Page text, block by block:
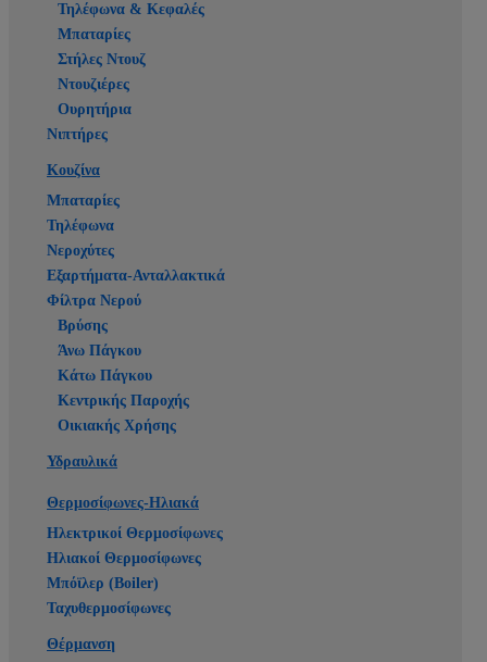
Τηλέφωνα & Κεφαλές
Μπαταρίες
Στήλες Ντουζ
Ντουζιέρες
Ουρητήρια
Νιπτήρες
Κουζίνα
Μπαταρίες
Τηλέφωνα
Νεροχύτες
Εξαρτήματα-Ανταλλακτικά
Φίλτρα Νερού
Βρύσης
Άνω Πάγκου
Κάτω Πάγκου
Κεντρικής Παροχής
Οικιακής Χρήσης
Υδραυλικά
Θερμοσίφωνες-Ηλιακά
Ηλεκτρικοί Θερμοσίφωνες
Ηλιακοί Θερμοσίφωνες
Μπόϊλερ (Boiler)
Ταχυθερμοσίφωνες
Θέρμανση